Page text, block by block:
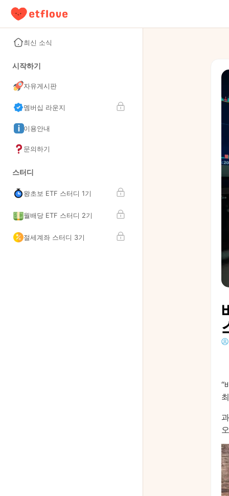
최신 소식
시작하기
자유게시판
멤버십 라운지
이용안내
문의하기
스터디
왕초보 ETF 스터디 1기
월배당 ETF 스터디 2기
절세계좌 스터디 3기
“